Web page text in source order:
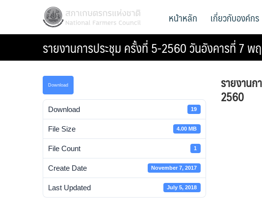
สภาเกษตรกรแห่งชาติ
National Farmers Council หน้าหลัก เกี่ยวกับองค์กร
รายงานการประชุม ครั้งที่ 5-2560 วันอังคารที่ 7
Download
Download 19
File Size 4.00 MB
File Count 1
Create Date November 7, 2017
Last Updated July 5, 2018
รายงาน
2560